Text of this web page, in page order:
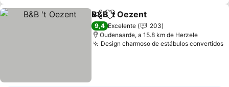
PartilharAdicionar aos favoritos
B&B 't Oezent
9,4 Excelente
203
Oudenaarde, a 15.8 km de Herzele
Design charmoso de estábulos convertidos